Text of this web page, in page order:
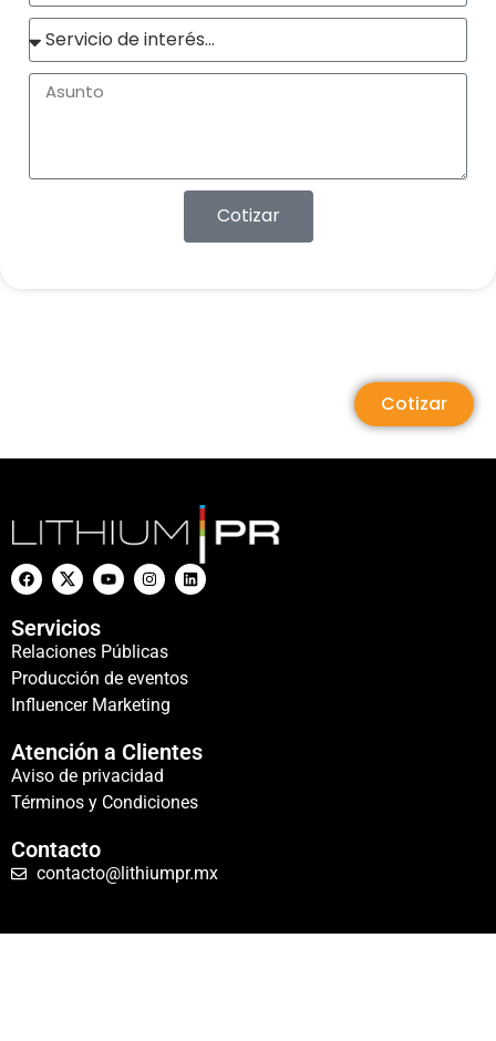
Cotizar
Cotizar
Servicios
Relaciones Públicas
Producción de eventos
Influencer Marketing
Atención a Clientes
Aviso de privacidad
Términos y Condiciones
Contacto
contacto@lithiumpr.mx